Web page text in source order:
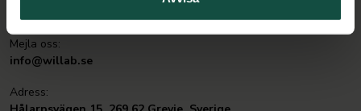
Mejla oss:
info@willab.se
Adress: